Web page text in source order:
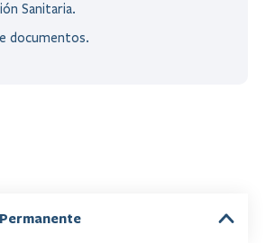
Sanitaria.
documentos.